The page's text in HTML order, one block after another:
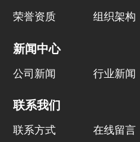
荣誉资质 组织架构
新闻中心
公司新闻 行业新闻
联系我们
联系方式 在线留言